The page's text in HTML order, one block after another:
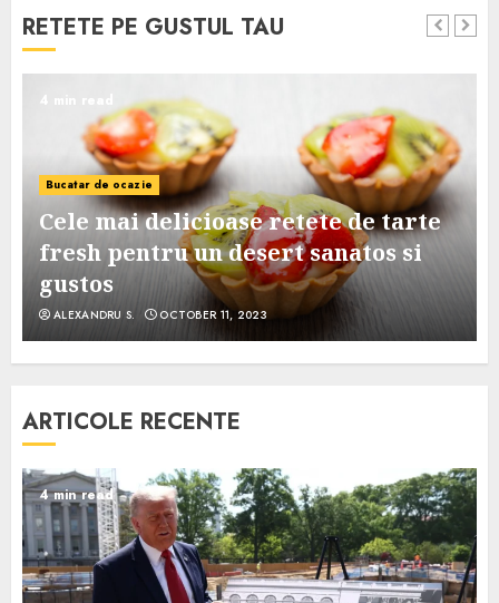
RETETE PE GUSTUL TAU
4 min read
Bucatar de ocazie
Cele mai delicioase retete de tarte
fresh pentru un desert sanatos si
gustos
ALEXANDRU S. OCTOBER 11, 2023
ARTICOLE RECENTE
4 min read